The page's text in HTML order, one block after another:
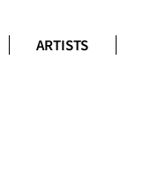
ARTISTS